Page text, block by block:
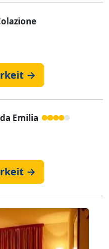
→
Emilia
→